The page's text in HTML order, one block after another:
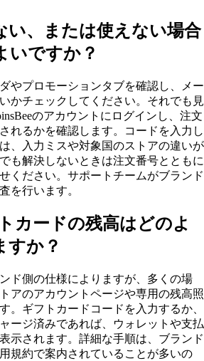
い、または使えない場合
いですか？
やプロモーションタブを確認し、メー
かチェックしてください。それでも見
のアカウントにログインし、注文
れるかを確認します。コードを入力し
、入力ミスや対象国のストアの違いが
も解決しないときは注文番号とともに
ください。サポートチームがブランド
を行います。
カードの残高はどのよ
すか？
ド側の仕様によりますが、多くの場
アのアカウントページや専用の残高照
。ギフトカードコードを入力するか、
ージ済みであれば、ウォレットや支払
示されます。詳細な手順は、ブランド
規約で案内されていることが多いの